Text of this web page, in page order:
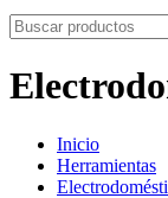
Inicio
Herramientas